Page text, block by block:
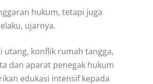
hukum, tetapi juga
ujarnya.
konflik rumah tangga,
dan aparat penegak hukum
edukasi intensif kepada